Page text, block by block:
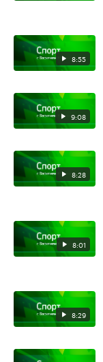
8:55
9:08
8:28
8:01
8:29